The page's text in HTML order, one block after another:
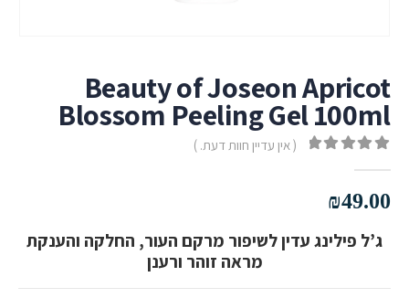
Beauty of Joseon Apricot
Blossom Peeling Gel 100ml
( אין עדיין חוות דעת. )
₪49.00
ג’ל פילינג עדין לשיפור מרקם העור, החלקה והענקת
מראה זוהר ורענן